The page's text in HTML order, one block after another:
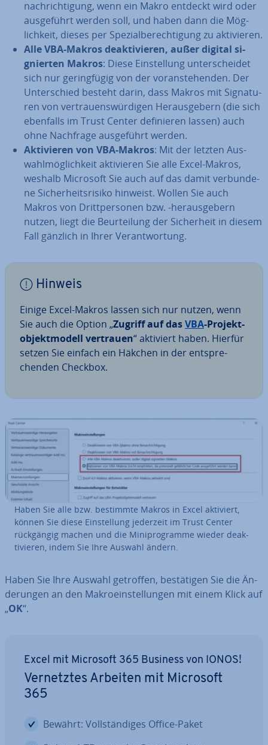
nach­rich­ti­gung, wenn ein Makro entdeckt wird oder
aus­ge­führt werden soll, und haben dann die Mög­
lich­keit, dieses per Spe­zi­al­be­rech­ti­gung zu ak­ti­vie­ren.
Alle VBA-Makros de­ak­ti­vie­ren, außer digital si­
gnier­ten Makros: Diese Ein­stel­lung un­ter­schei­det
sich nur ge­ring­fü­gig von der vor­an­ste­hen­den. Der
Un­ter­schied besteht darin, dass Makros mit Si­gna­tu­
ren von ver­trau­ens­wür­di­gen Her­aus­ge­bern (die sich
ebenfalls im Trust Center de­fi­nie­ren lassen) auch
ohne Nachfrage aus­ge­führt werden.
Ak­ti­vie­ren von VBA-Makros: Mit der letzten Aus­
wahl­mög­lich­keit ak­ti­vie­ren Sie alle Excel-Makros,
weshalb Microsoft Sie auch auf das damit ver­bun­de­
ne Si­cher­heits­ri­si­ko hinweist. Wollen Sie auch
Makros von Dritt­per­so­nen bzw. -her­aus­ge­bern
nutzen, liegt die Be­ur­tei­lung der Si­cher­heit in diesem
Fall gänzlich in Ihrer Ver­ant­wor­tung.
Hinweis
Einige Excel-Makros lassen sich nur nutzen, wenn
Sie auch die Option „Zugriff auf dasVBA-Pro­jekt­
ob­jekt­mo­dell vertrauen“ aktiviert haben. Hierfür
setzen Sie einfach ein Häkchen in der ent­spre­
chen­den Checkbox.
Haben Sie alle bzw. bestimmte Makros in Excel aktiviert,
können Sie diese Ein­stel­lung jederzeit im Trust Center
rück­gän­gig machen und die Mi­ni­pro­gram­me wieder de­ak­
ti­vie­ren, indem Sie Ihre Auswahl ändern.
Haben Sie Ihre Auswahl getroffen, be­stä­ti­gen Sie die Än­
de­run­gen an den Ma­kro­ein­stel­lun­gen mit einem Klick auf
„OK“.
Excel mit Microsoft 365 Business von IONOS!
Ver­netz­tes Arbeiten mit Microsoft
365
Bewährt: Voll­stän­di­ges Office-Paket